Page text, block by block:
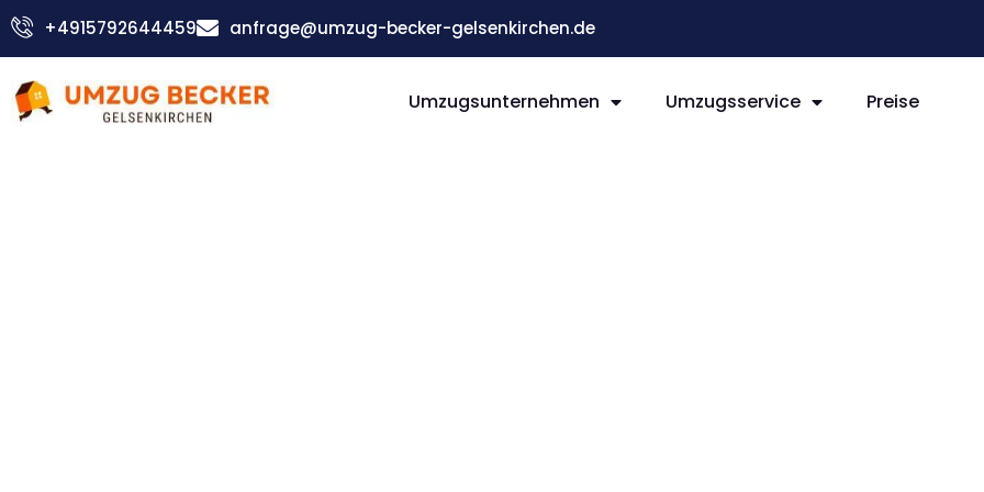
Zum
Inhalt
+4915792644459 anfrage@umzug-becker-gelsenkirchen.de
Umzugsunternehmen Umzugsservice Preise